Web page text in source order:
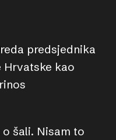
predsjednika
Hrvatske kao
šali. Nisam to